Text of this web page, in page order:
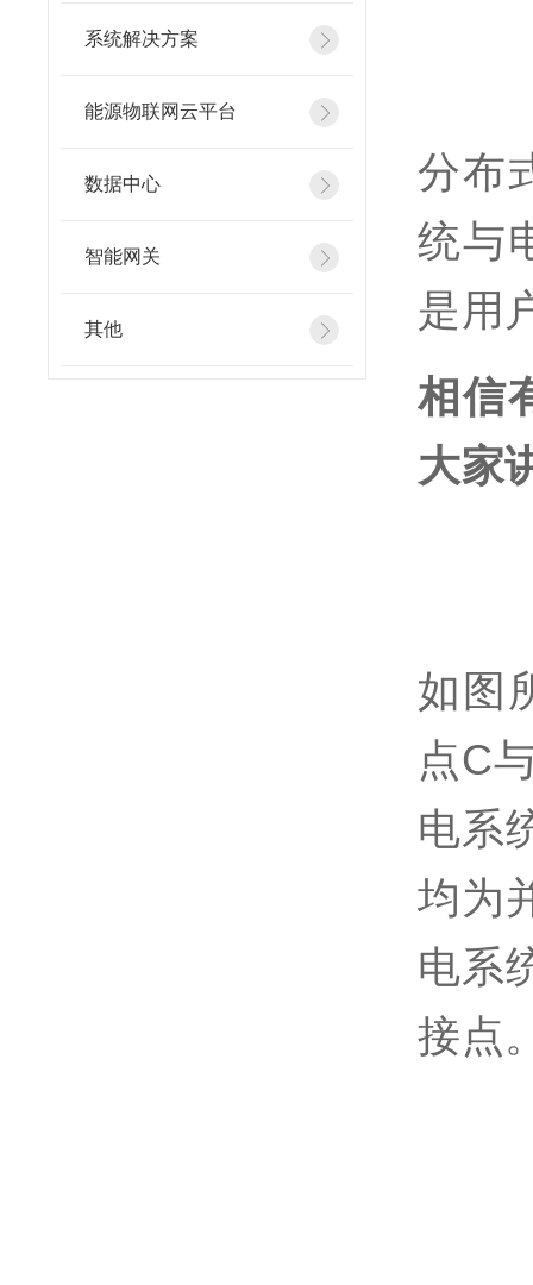
系统解决方案
能源物联网云平台
数据中心
智能网关
其他
分布
统与
是用
相信
大家
如图
点C
电系
均为
电系
接点